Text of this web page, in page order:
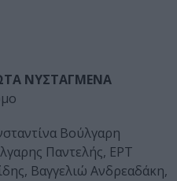
ΝΥΣΤΑΓΜΕΝΑ
Βούλγαρη
Παντελής, ΕΡΤ
Βαγγελιώ Ανδρεαδάκη,